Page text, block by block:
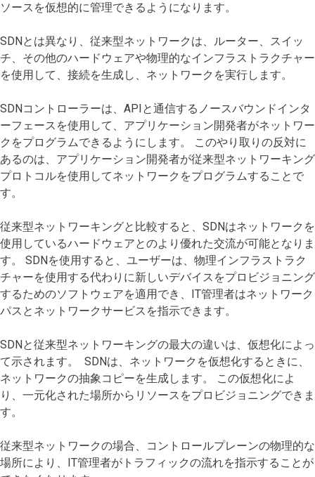
ソースを仮想的に管理できるようになります。
SDNとは異なり、従来型ネットワークは、ルーター、スイッ
チ、その他のハードウェアや物理的なインフラストラクチャー
を使用して、接続を生成し、ネットワークを実行します。
SDNコントローラーは、APIと通信するノースバウンドインタ
ーフェースを使用して、アプリケーション開発者がネットワー
クをプログラムできるようにします。 このやり取りの反対に
あるのは、アプリケーション開発者が従来型ネットワーキング
プロトコルを使用してネットワークをプログラムすることで
す。
従来型ネットワーキングと比較すると、SDNはネットワークを
使用しているハードウェアとのより優れた交流が可能となりま
す。 SDNを使用すると、ユーザーは、物理インフラストラク
チャーを使用する代わりに新しいデバイスをプロビジョニング
するためのソフトウェアを適用でき、IT管理者はネットワーク
パスとネットワークサービスを指示できます。
SDNと従来型ネットワーキングの最大の違いは、仮想化によっ
て示されます。 SDNは、ネットワークを仮想化するときに、
ネットワークの抽象コピーを生成します。 この仮想化によ
り、一元化された場所からリソースをプロビジョニングできま
す。
従来型ネットワークの場合、コントロールプレーンの物理的な
場所により、IT管理者がトラフィックの流れを指示することが